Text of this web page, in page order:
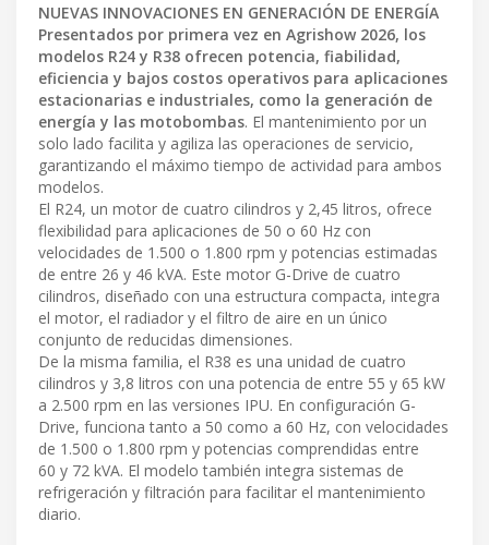
NUEVAS INNOVACIONES EN GENERACIÓN DE ENERGÍA
Presentados por primera vez en Agrishow 2026, los
modelos R24 y R38 ofrecen potencia, fiabilidad,
eficiencia y bajos costos operativos para aplicaciones
estacionarias e industriales, como la generación de
energía y las motobombas. El mantenimiento por un
solo lado facilita y agiliza las operaciones de servicio,
garantizando el máximo tiempo de actividad para ambos
modelos.
El R24, un motor de cuatro cilindros y 2,45 litros, ofrece
flexibilidad para aplicaciones de 50 o 60 Hz con
velocidades de 1.500 o 1.800 rpm y potencias estimadas
de entre 26 y 46 kVA. Este motor G-Drive de cuatro
cilindros, diseñado con una estructura compacta, integra
el motor, el radiador y el filtro de aire en un único
conjunto de reducidas dimensiones.
De la misma familia, el R38 es una unidad de cuatro
cilindros y 3,8 litros con una potencia de entre 55 y 65 kW
a 2.500 rpm en las versiones IPU. En configuración G-
Drive, funciona tanto a 50 como a 60 Hz, con velocidades
de 1.500 o 1.800 rpm y potencias comprendidas entre
60 y 72 kVA. El modelo también integra sistemas de
refrigeración y filtración para facilitar el mantenimiento
diario.